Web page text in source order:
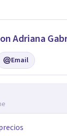
Adriana
Email